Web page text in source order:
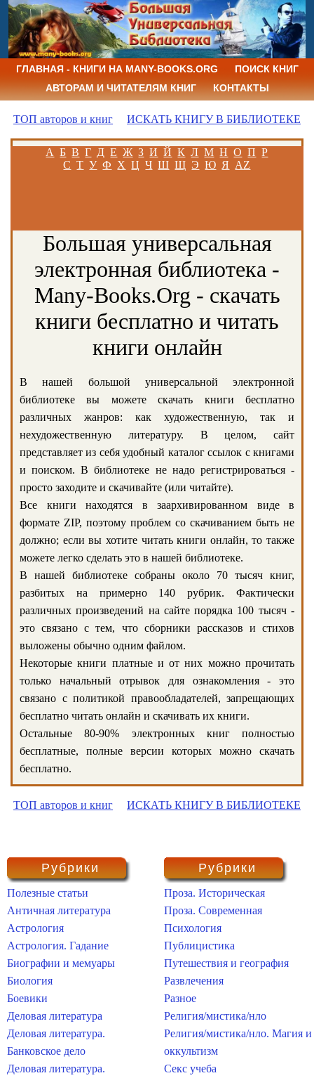
ГЛАВНАЯ - КНИГИ НА MANY-BOOKS.ORG
ПОИСК КНИГ
АВТОРАМ И ЧИТАТЕЛЯМ КНИГ
КОНТАКТЫ
ТОП авторов и книг ИСКАТЬ КНИГУ В БИБЛИОТЕКЕ
А Б В Г Д Е Ж З И Й К Л М Н О П Р
С Т У Ф Х Ц Ч Ш Щ Э Ю Я AZ
Большая универсальная
электронная библиотека -
Many-Books.Org - скачать
книги бесплатно и читать
книги онлайн
В нашей большой универсальной электронной
библиотеке вы можете скачать книги бесплатно
различных жанров: как художественную, так и
нехудожественную литературу. В целом, сайт
представляет из себя удобный каталог ссылок с книгами
и поиском. В библиотеке не надо регистрироваться -
просто заходите и скачивайте (или читайте).
Все книги находятся в заархивированном виде в
формате ZIP, поэтому проблем со скачиванием быть не
должно; если вы хотите читать книги онлайн, то также
можете легко сделать это в нашей библиотеке.
В нашей библиотеке собраны около 70 тысяч книг,
разбитых на примерно 140 рубрик. Фактически
различных произведений на сайте порядка 100 тысяч -
это связано с тем, что сборники рассказов и стихов
выложены обычно одним файлом.
Некоторые книги платные и от них можно прочитать
только начальный отрывок для ознакомления - это
связано с политикой правообладателей, запрещающих
бесплатно читать онлайн и скачивать их книги.
Остальные 80-90% электронных книг полностью
бесплатные, полные версии которых можно скачать
бесплатно.
ТОП авторов и книг ИСКАТЬ КНИГУ В БИБЛИОТЕКЕ
Рубрики
Полезные статьи
Античная литература
Астрология
Астрология. Гадание
Биографии и мемуары
Биология
Боевики
Деловая литература
Деловая литература.
Банковское дело
Деловая литература.
Рубрики
Проза. Историческая
Проза. Современная
Психология
Публицистика
Путешествия и география
Развлечения
Разное
Религия/мистика/нло
Религия/мистика/нло. Магия и
оккультизм
Секс учеба